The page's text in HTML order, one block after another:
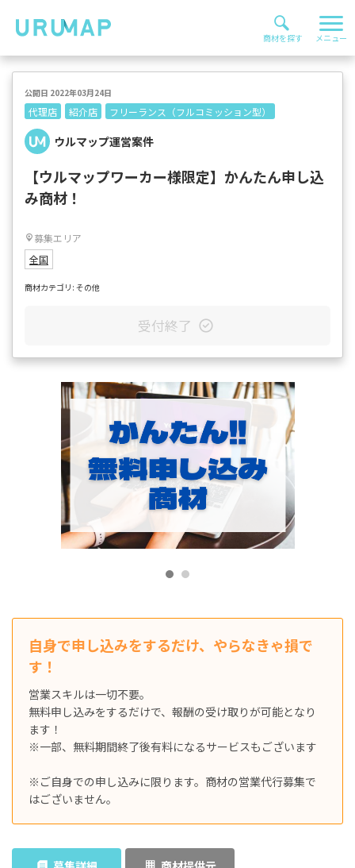
代理店 紹介店 フリーランス（フルコミッション型）
ウルマップ運営案件
公開日 2022年03月24日
【ウルマップワーカー様限定】かんたん申し込
み商材！
募集エリア
全国
商材カテゴリ: その他
受付終了
自身で申し込みをするだけ、やらなきゃ損で
す！
営業スキルは一切不要。
無料申し込みをするだけで、報酬の受け取りが可能となり
ます！
※一部、無料期間終了後有料になるサービスもございます
※ご自身での申し込みに限ります。商材の営業代行募集で
はございません。